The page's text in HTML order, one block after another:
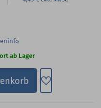
ab Lager
Zum